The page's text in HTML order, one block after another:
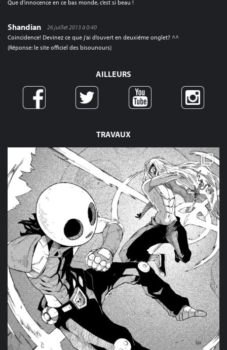
TRAVAUX
Que d’innocence en ce bas monde, c’est si beau !
Shandian
26 juillet 2013 à 0:40
Coincidence! Devinez ce que j’ai d’ouvert en deuxiéme onglet? ^^
(Réponse: le site officiel des bisounours)
AILLEURS